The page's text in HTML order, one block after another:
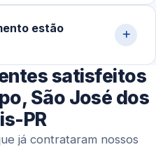
acabamento.
para obras, reformas
organização e maior
estão
e débito,
oferecendo
satisfeitos
São José dos
PR
já contrataram nossos